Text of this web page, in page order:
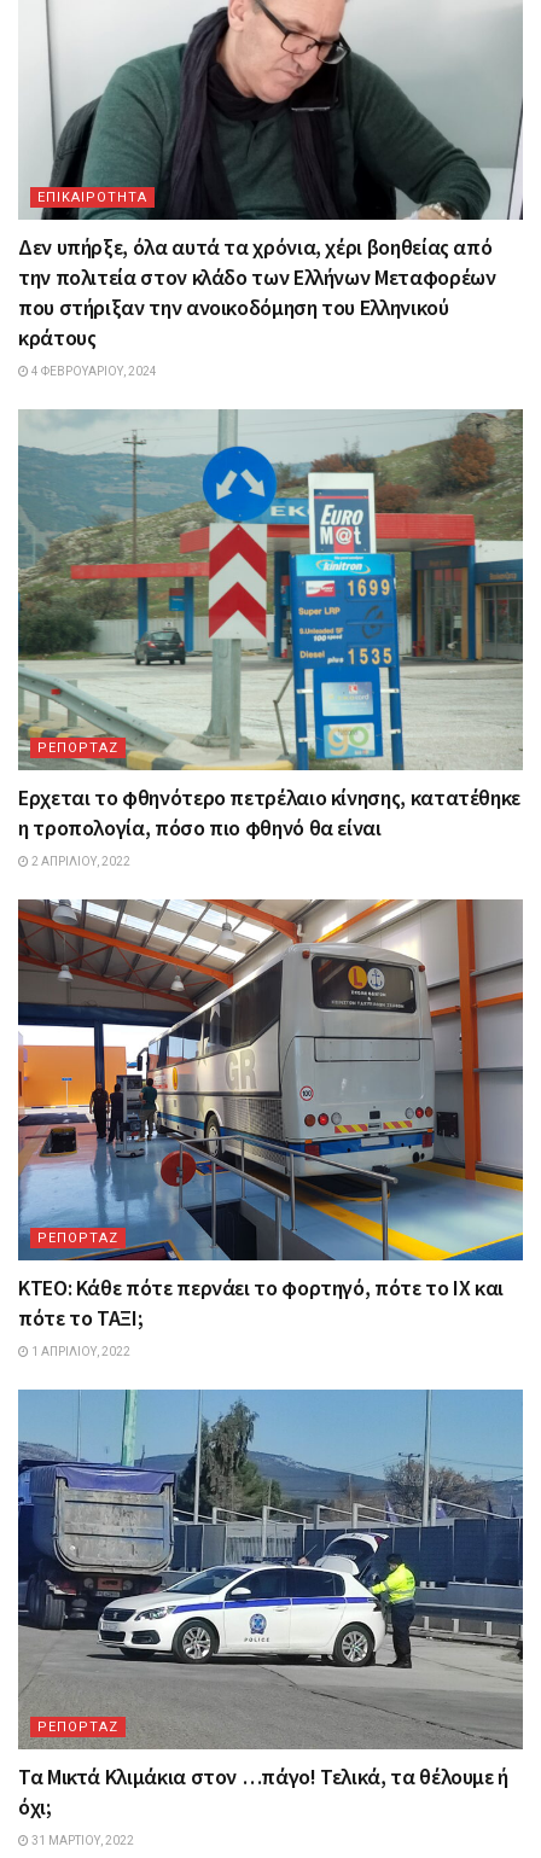
ΕΠΙΚΑΙΡΟΤΗΤΑ
Δεν υπήρξε, όλα αυτά τα χρόνια, χέρι βοηθείας από
την πολιτεία στον κλάδο των Ελλήνων Μεταφορέων
που στήριξαν την ανοικοδόμηση του Ελληνικού
κράτους
4 ΦΕΒΡΟΥΑΡΊΟΥ, 2024
ΡΕΠΟΡΤΑΖ
Ερχεται το φθηνότερο πετρέλαιο κίνησης, κατατέθηκε
η τροπολογία, πόσο πιο φθηνό θα είναι
2 ΑΠΡΙΛΊΟΥ, 2022
ΡΕΠΟΡΤΑΖ
ΚΤΕΟ: Κάθε πότε περνάει το φορτηγό, πότε το ΙΧ και
πότε το ΤΑΞΙ;
1 ΑΠΡΙΛΊΟΥ, 2022
ΡΕΠΟΡΤΑΖ
Τα Mικτά Kλιμάκια στον …πάγο! Τελικά, τα θέλουμε ή
όχι;
31 ΜΑΡΤΊΟΥ, 2022